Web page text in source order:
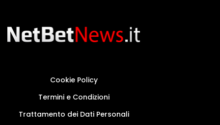
Cookie Policy
Termini e Condizioni
Trattamento dei Dati Personali